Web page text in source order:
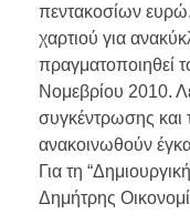
πεντακοσίων
χαρτιού για
πραγματοποιηθεί
Νομεβρίου 2010.
συγκέντρωσης και
ανακοινωθούν
Για τη
Δημήτρης